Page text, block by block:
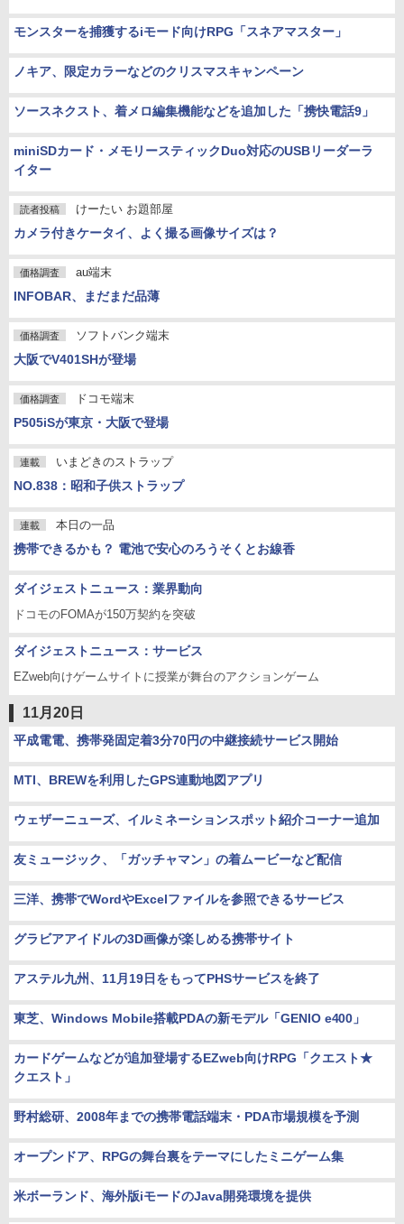
モンスターを捕獲するiモード向けRPG「スネアマスター」
ノキア、限定カラーなどのクリスマスキャンペーン
ソースネクスト、着メロ編集機能などを追加した「携快電話9」
miniSDカード・メモリースティックDuo対応のUSBリーダーラ
イター
読者投稿 けーたい お題部屋
カメラ付きケータイ、よく撮る画像サイズは？
価格調査 au端末
INFOBAR、まだまだ品薄
価格調査 ソフトバンク端末
大阪でV401SHが登場
価格調査 ドコモ端末
P505iSが東京・大阪で登場
連載 いまどきのストラップ
NO.838：昭和子供ストラップ
連載 本日の一品
携帯できるかも？ 電池で安心のろうそくとお線香
ダイジェストニュース：業界動向
ドコモのFOMAが150万契約を突破
ダイジェストニュース：サービス
EZweb向けゲームサイトに授業が舞台のアクションゲーム
11月20日
平成電電、携帯発固定着3分70円の中継接続サービス開始
MTI、BREWを利用したGPS連動地図アプリ
ウェザーニューズ、イルミネーションスポット紹介コーナー追加
友ミュージック、「ガッチャマン」の着ムービーなど配信
三洋、携帯でWordやExcelファイルを参照できるサービス
グラビアアイドルの3D画像が楽しめる携帯サイト
アステル九州、11月19日をもってPHSサービスを終了
東芝、Windows Mobile搭載PDAの新モデル「GENIO e400」
カードゲームなどが追加登場するEZweb向けRPG「クエスト★
クエスト」
野村総研、2008年までの携帯電話端末・PDA市場規模を予測
オープンドア、RPGの舞台裏をテーマにしたミニゲーム集
米ボーランド、海外版iモードのJava開発環境を提供